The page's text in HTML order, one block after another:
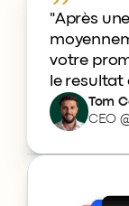
"Après
votre
le resultat
Tom
CEO